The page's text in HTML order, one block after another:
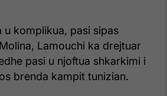
u komplikua, pasi sipas
Lamouchi ka drejtuar
pasi u njoftua shkarkimi i
brenda kampit tunizian.